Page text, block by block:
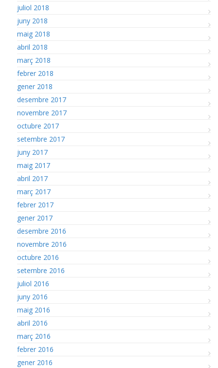
juliol 2018
juny 2018
maig 2018
abril 2018
març 2018
febrer 2018
gener 2018
desembre 2017
novembre 2017
octubre 2017
setembre 2017
juny 2017
maig 2017
abril 2017
març 2017
febrer 2017
gener 2017
desembre 2016
novembre 2016
octubre 2016
setembre 2016
juliol 2016
juny 2016
maig 2016
abril 2016
març 2016
febrer 2016
gener 2016